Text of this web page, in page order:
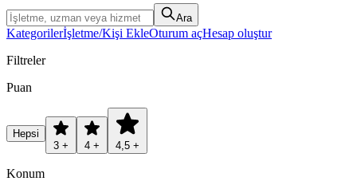
Ara
Kategorilerİşletme/Kişi EkleOturum açHesap oluştur
Filtreler
Puan
Hepsi
3 +
4 + 4,5 +
Konum